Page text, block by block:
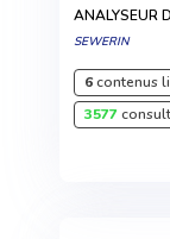
ANALYSEUR
SEWERIN
6contenus
3577